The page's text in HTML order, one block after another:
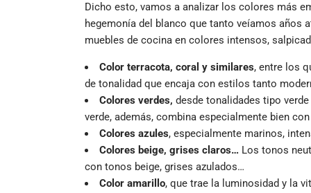
Dicho esto, vamos a analizar los colores más
hegemonía del blanco que tanto veíamos años
muebles de cocina en colores intensos,
Color terracota, coral y similares, entre los
de tonalidad que encaja con estilos tanto
Colores verdes, desde tonalidades tipo
verde, además, combina especialmente bien
Colores azules, especialmente marinos,
Colores beige, grises claros… Los tonos
con tonos beige, grises azulados…
Color amarillo, que trae la luminosidad y la